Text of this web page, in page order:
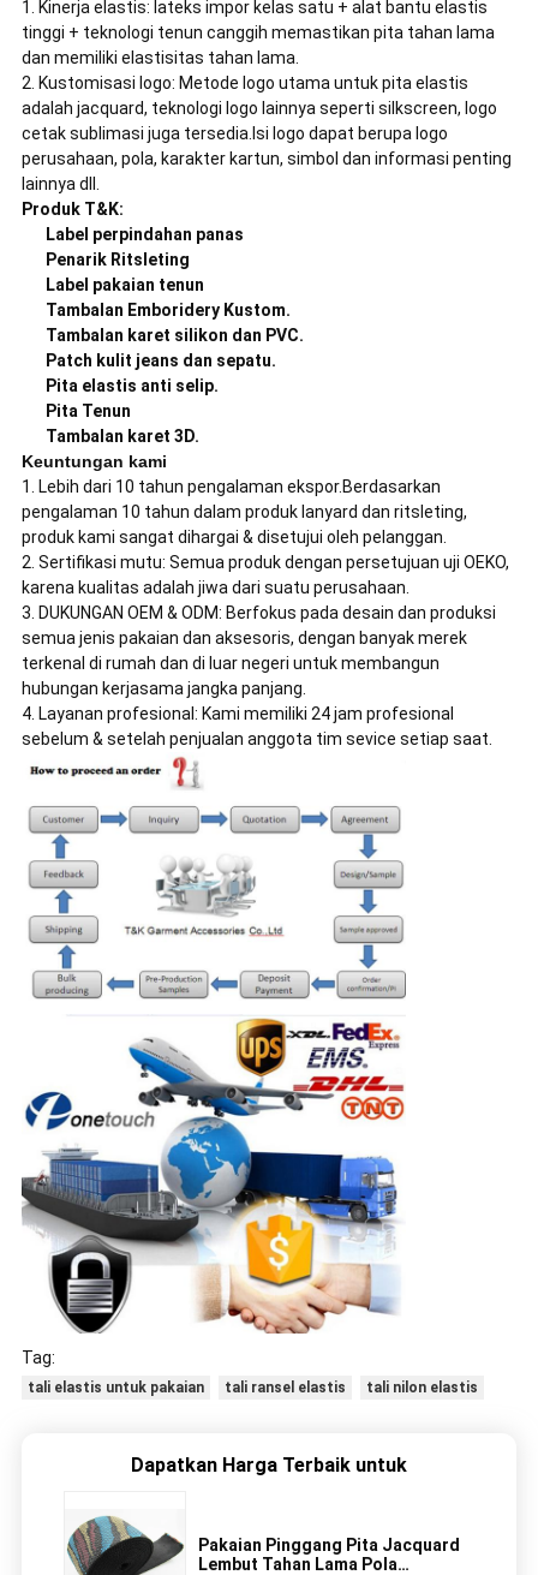
1. Kinerja elastis: lateks impor kelas satu + alat bantu elastis
tinggi + teknologi tenun canggih memastikan pita tahan lama
dan memiliki elastisitas tahan lama.
2. Kustomisasi logo: Metode logo utama untuk pita elastis
adalah jacquard, teknologi logo lainnya seperti silkscreen, logo
cetak sublimasi juga tersedia.Isi logo dapat berupa logo
perusahaan, pola, karakter kartun, simbol dan informasi penting
lainnya dll.
Produk T&K:
Label perpindahan panas
Penarik Ritsleting
Label pakaian tenun
Tambalan Emboridery Kustom.
Tambalan karet silikon dan PVC.
Patch kulit jeans dan sepatu.
Pita elastis anti selip.
Pita Tenun
Tambalan karet 3D.
Keuntungan kami
1. Lebih dari 10 tahun pengalaman ekspor.Berdasarkan
pengalaman 10 tahun dalam produk lanyard dan ritsleting,
produk kami sangat dihargai & disetujui oleh pelanggan.
2. Sertifikasi mutu: Semua produk dengan persetujuan uji OEKO,
karena kualitas adalah jiwa dari suatu perusahaan.
3. DUKUNGAN OEM & ODM: Berfokus pada desain dan produksi
semua jenis pakaian dan aksesoris, dengan banyak merek
terkenal di rumah dan di luar negeri untuk membangun
hubungan kerjasama jangka panjang.
4. Layanan profesional: Kami memiliki 24 jam profesional
sebelum & setelah penjualan anggota tim sevice setiap saat.
Tag:
tali elastis untuk pakaian tali ransel elastis tali nilon elastis
Dapatkan Harga Terbaik untuk
Pakaian Pinggang Pita Jacquard
Lembut Tahan Lama Pola